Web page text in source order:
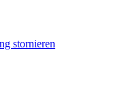
stornieren